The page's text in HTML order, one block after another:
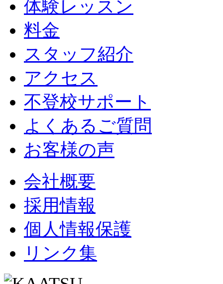
体験レッスン
料金
スタッフ紹介
アクセス
不登校サポート
よくあるご質問
お客様の声
会社概要
採用情報
個人情報保護
リンク集